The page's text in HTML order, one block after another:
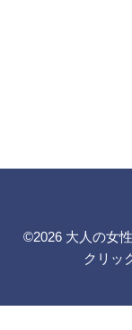
©2026 大人の女
クリッ